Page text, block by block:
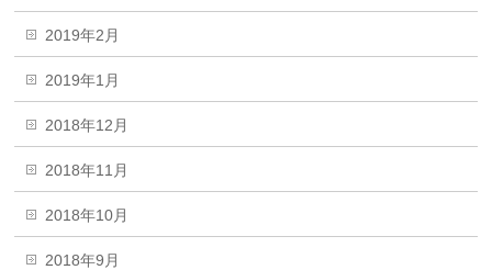
2019年2月
2019年1月
2018年12月
2018年11月
2018年10月
2018年9月